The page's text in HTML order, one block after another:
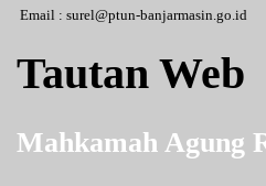
Email : surel@ptun-banjarmasin.go.id
Tautan Web
Mahkamah Agung